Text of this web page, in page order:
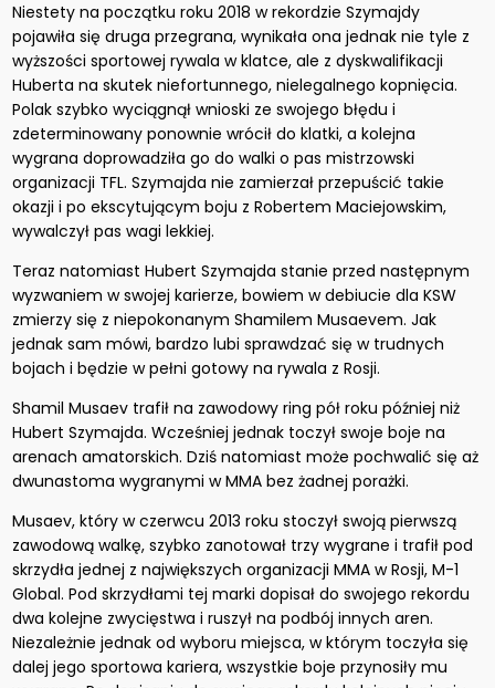
Niestety na początku roku 2018 w rekordzie Szymajdy
pojawiła się druga przegrana, wynikała ona jednak nie tyle z
wyższości sportowej rywala w klatce, ale z dyskwalifikacji
Huberta na skutek niefortunnego, nielegalnego kopnięcia.
Polak szybko wyciągnął wnioski ze swojego błędu i
zdeterminowany ponownie wrócił do klatki, a kolejna
wygrana doprowadziła go do walki o pas mistrzowski
organizacji TFL. Szymajda nie zamierzał przepuścić takie
okazji i po ekscytującym boju z Robertem Maciejowskim,
wywalczył pas wagi lekkiej.
Teraz natomiast Hubert Szymajda stanie przed następnym
wyzwaniem w swojej karierze, bowiem w debiucie dla KSW
zmierzy się z niepokonanym Shamilem Musaevem. Jak
jednak sam mówi, bardzo lubi sprawdzać się w trudnych
bojach i będzie w pełni gotowy na rywala z Rosji.
Shamil Musaev trafił na zawodowy ring pół roku później niż
Hubert Szymajda. Wcześniej jednak toczył swoje boje na
arenach amatorskich. Dziś natomiast może pochwalić się aż
dwunastoma wygranymi w MMA bez żadnej porażki.
Musaev, który w czerwcu 2013 roku stoczył swoją pierwszą
zawodową walkę, szybko zanotował trzy wygrane i trafił pod
skrzydła jednej z największych organizacji MMA w Rosji, M-1
Global. Pod skrzydłami tej marki dopisał do swojego rekordu
dwa kolejne zwycięstwa i ruszył na podbój innych aren.
Niezależnie jednak od wyboru miejsca, w którym toczyła się
dalej jego sportowa kariera, wszystkie boje przynosiły mu